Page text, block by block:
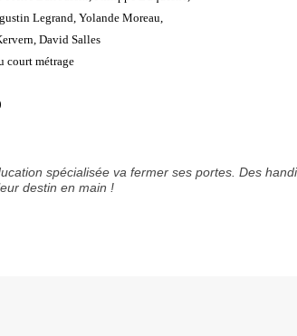
Legrand, Yolande Moreau,
David Salles
court métrage
spécialisée va fermer ses portes. Des
destin en main !